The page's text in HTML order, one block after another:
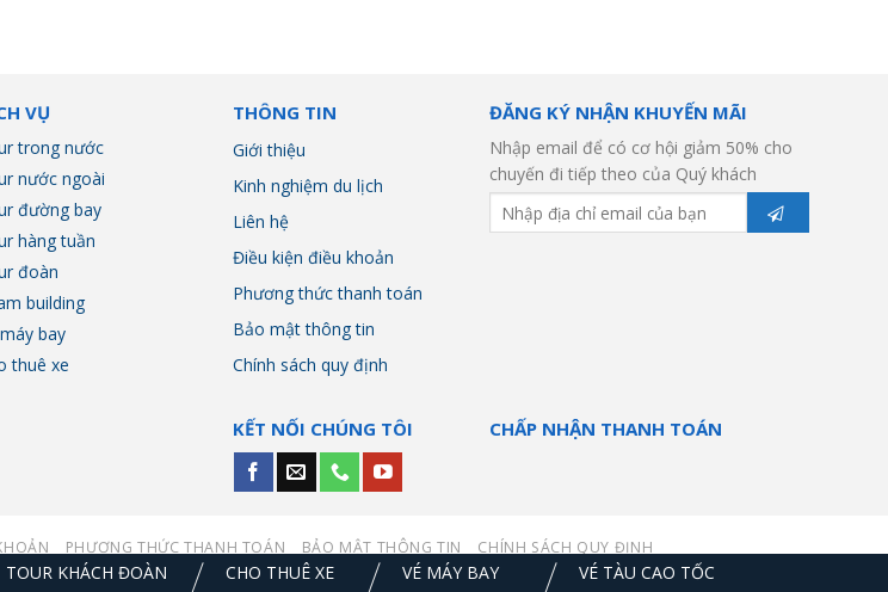
VỤ
trong nước
nước ngoài
đường bay
hàng tuần
đoàn
building
bay
thuê xe
THÔNG TIN
Giới thiệu
Kinh nghiệm du lịch
Liên hệ
Điều kiện điều khoản
Phương thức thanh toán
Bảo mật thông tin
Chính sách quy định
ĐĂNG KÝ NHẬN KHUYẾN MÃI
Nhập email để có cơ hội giảm 50% cho
chuyến đi tiếp theo của Quý khách
KẾT NỐI CHÚNG TÔI CHẤP NHẬN THANH TOÁN
PHƯƠNG THỨC THANH TOÁN BẢO MẬT THÔNG TIN CHÍNH SÁCH QUY ĐỊNH
©Công ty Du Lịch Sea Travel.
TOUR KHÁCH ĐOÀN
CHO THUÊ XE
VÉ MÁY BAY
VÉ TÀU CAO TỐC